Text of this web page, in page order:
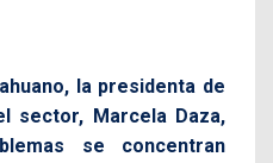
la presidenta de
sector, Marcela Daza,
se concentran